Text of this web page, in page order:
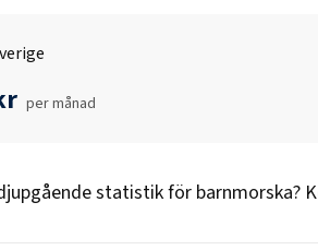
per månad
statistik för barnmorska?